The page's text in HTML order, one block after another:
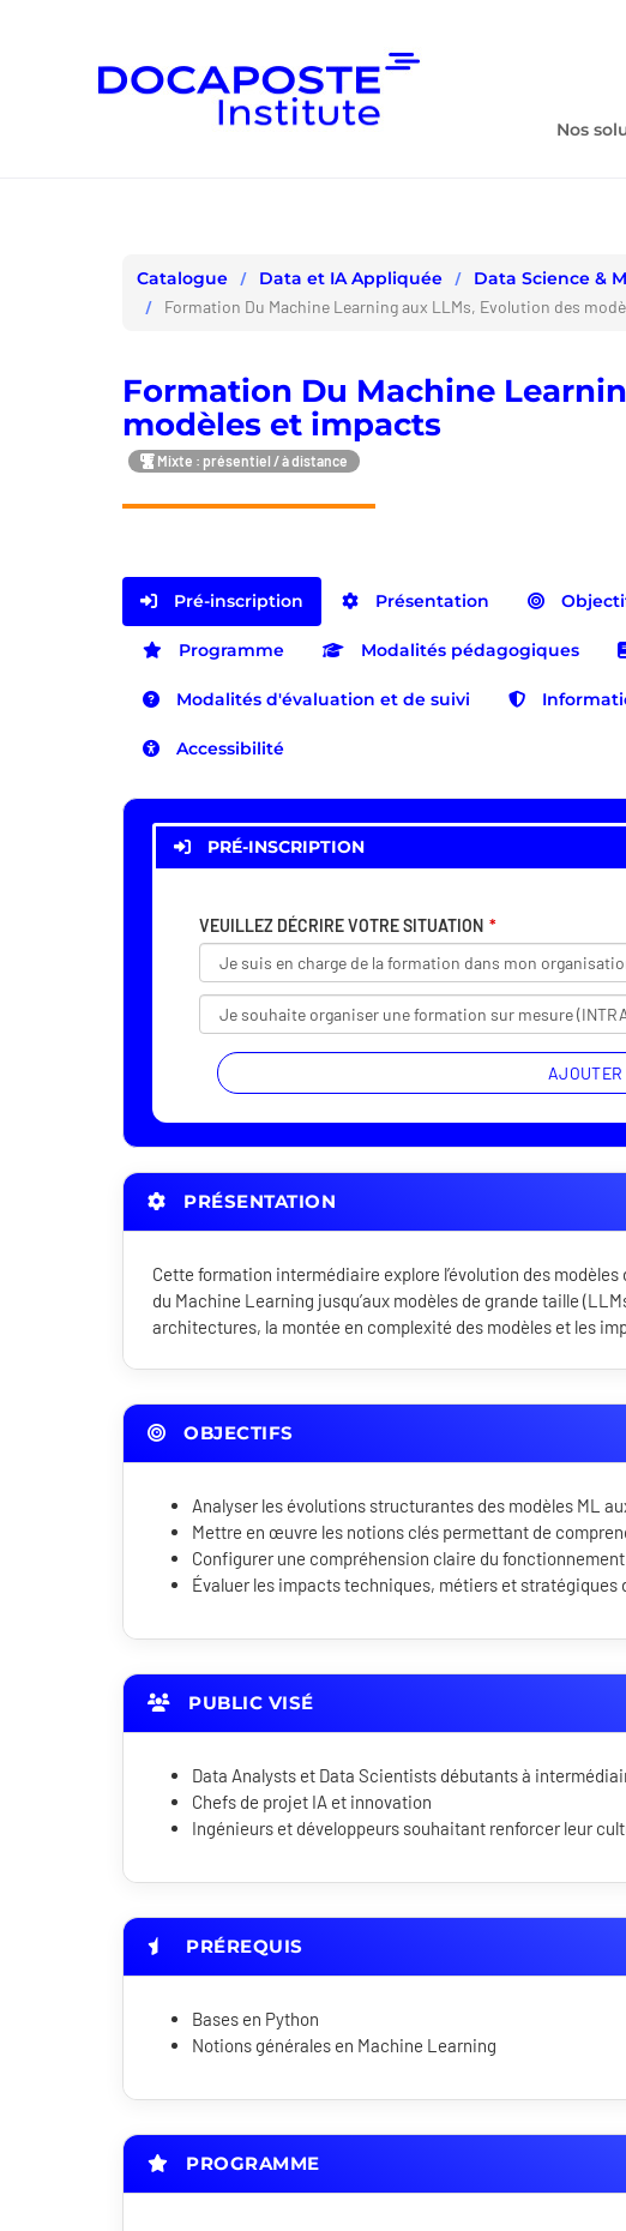
Nos
Catalogue Data et IA Appliquée Data Science &
Formation Du Machine Learning aux LLMs, Evolution des
Formation Du Machine
modèles et impacts
Mixte : présentiel / à distance
Pré-inscription Présentation
Programme Modalités pédagogiques
Modalités d'évaluation et de suivi
Accessibilité
PRÉ-INSCRIPTION
VEUILLEZ DÉCRIRE VOTRE SITUATION
PRÉSENTATION
Cette formation intermédiaire explore l’évolution des
du Machine Learning jusqu’aux modèles de grande taille
architectures, la montée en complexité des modèles et les
OBJECTIFS
Analyser les évolutions structurantes des modèles ML
Mettre en œuvre les notions clés permettant de
Configurer une compréhension claire du
Évaluer les impacts techniques, métiers et stratégiques
PUBLIC VISÉ
Data Analysts et Data Scientists débutants à
Chefs de projet IA et innovation
Ingénieurs et développeurs souhaitant renforcer leur
PRÉREQUIS
Bases en Python
Notions générales en Machine Learning
PROGRAMME